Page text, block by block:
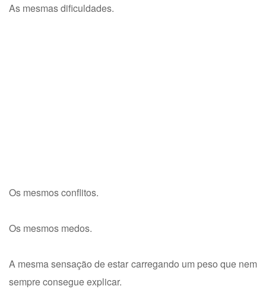
As mesmas dificuldades.
Os mesmos conflitos.
Os mesmos medos.
A mesma sensação de estar carregando um peso que nem
sempre consegue explicar.